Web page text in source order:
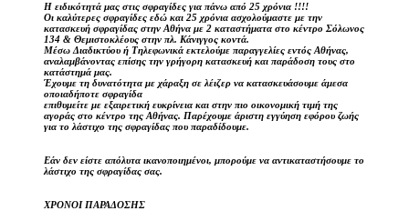
Η ειδικότητά μας στις σφραγίδες για πάνω από 25 χρόνια !!!!
Οι καλύτερες σφραγίδες εδώ και 25 χρόνια ασχολούμαστε με την
κατασκευή σφραγίδας στην Αθήνα με 2 καταστήματα στο κέντρο Σόλωνος
134 & Θεμιστοκλέους στην πλ. Κάνιγγος κοντά.
Μέσω Διαδικτύου ή Τηλεφωνικά εκτελούμε παραγγελίες εντός Αθήνας,
αναλαμβάνοντας επίσης την γρήγορη κατασκευή και παράδοση τους στο
κατάστημά μας.
Έχουμε τη δυνατότητα με χάραξη σε λέιζερ να κατασκευάσουμε άμεσα
οποιαδήποτε σφραγίδα
επιθυμείτε με εξαιρετική ευκρίνεια και στην πιο οικονομική τιμή της
αγοράς στο κέντρο της Αθήνας. Παρέχουμε άριστη εγγύηση εφόρου ζωής
για το λάστιχο της σφραγίδας που παραδίδουμε.
Εάν δεν είστε απόλυτα ικανοποιημένοι, μπορούμε να αντικαταστήσουμε το
λάστιχο της σφραγίδας σας.
ΧΡΟΝΟΙ ΠΑΡΑΔΟΣΗΣ